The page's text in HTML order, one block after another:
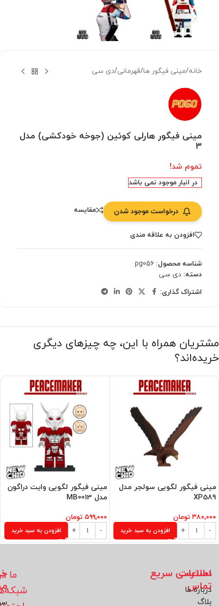
خانه/مینی فیگور ها/قهرمانی/دی سی
مینی فیگور هارلی کوئین (جوخه خودکشی) مدل
۳
تموم شد!
در انبار موجود نمی باشد
درخواست موجود شدن مقایسه
افزودن به علاقه مندی
شناسه محصول: pg056
دسته: دی سی
اشتراک گذاری:
مشتریان همراه با این، چه چیزهای دیگری
خریده‌اند؟
مینی فیگور لگویی سولجر مدل
XP589
۳۸۰,۰۰۰ تومان
افزودن به سبد خرید
مینی فیگور لگویی وایت دراگون
مدل MB0013
۵۹۹,۰۰۰ تومان
افزودن به سبد خرید
اطلاعات
تماس
دسترسی سریع
درباره ما
بلاگ
ما